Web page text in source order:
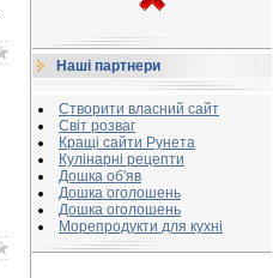
Наші партнери
Створити власний сайт
Світ розваг
Кращі сайти Рунета
Кулінарні рецепти
Дошка об'яв
Дошка оголошень
Дошка оголошень
Морепродукти для кухні